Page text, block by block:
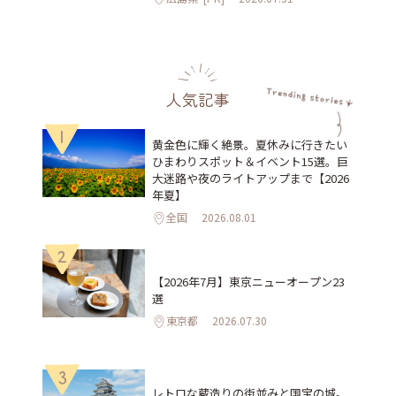
人気記事
1
黄金色に輝く絶景。夏休みに行きたい
ひまわりスポット＆イベント15選。巨
大迷路や夜のライトアップまで【2026
年夏】
全国 2026.08.01
2
【2026年7月】東京ニューオープン23
選
東京都 2026.07.30
3